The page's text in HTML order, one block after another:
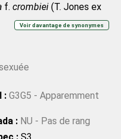
f. crombiei (T. Jones ex
(T. Jones ex Nyl.) Nyl.;
var.aglaeida
var. cinerascensH.
var. crombiei(T. Jones ex
aglaea
Voir davantage de synonymes
: G3G5 - Apparemment
: NU - Pas de rang